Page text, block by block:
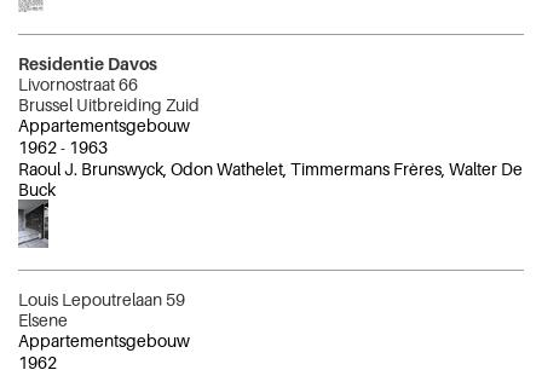
Residentie Davos
Livornostraat 66
Brussel Uitbreiding Zuid
Appartementsgebouw
1962- 1963
Raoul J. Brunswyck, Odon Wathelet, Timmermans Frères, Walter De
Buck
Louis Lepoutrelaan 59
Elsene
Appartementsgebouw
1962